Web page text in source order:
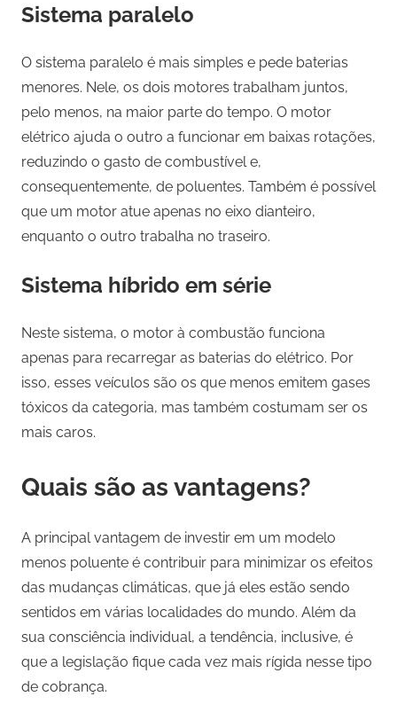
Sistema paralelo
O sistema paralelo é mais simples e pede baterias
menores. Nele, os dois motores trabalham juntos,
pelo menos, na maior parte do tempo. O motor
elétrico ajuda o outro a funcionar em baixas rotações,
reduzindo o gasto de combustível e,
consequentemente, de poluentes. Também é possível
que um motor atue apenas no eixo dianteiro,
enquanto o outro trabalha no traseiro.
Sistema híbrido em série
Neste sistema, o motor à combustão funciona
apenas para recarregar as baterias do elétrico. Por
isso, esses veículos são os que menos emitem gases
tóxicos da categoria, mas também costumam ser os
mais caros.
Quais são as vantagens?
A principal vantagem de investir em um modelo
menos poluente é contribuir para minimizar os efeitos
das mudanças climáticas, que já eles estão sendo
sentidos em várias localidades do mundo. Além da
sua consciência individual, a tendência, inclusive, é
que a legislação fique cada vez mais rígida nesse tipo
de cobrança.